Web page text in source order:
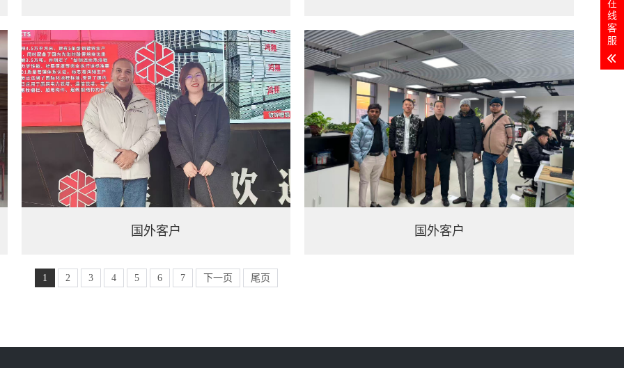
国外客户 国外客户
1 2 3 4 5 6 7 下一页 尾页
在
线
客
服